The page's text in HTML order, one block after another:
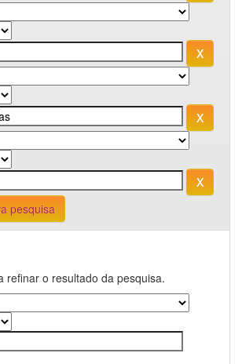
pesquisa
refinar o resultado da pesquisa.